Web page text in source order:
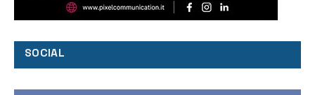
SOCIAL